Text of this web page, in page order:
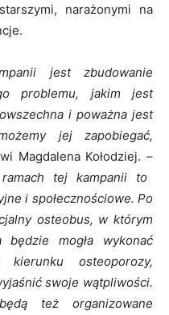
narażonymi na
jest zbudowanie
problemu, jakim jest
i poważna jest
jej zapobiegać,
Magdalena Kołodziej. –
tej kampanii to
i społecznościowe. Po
osteobus, w którym
będzie mogła wykonać
osteoporozy,
swoje wątpliwości.
też organizowane